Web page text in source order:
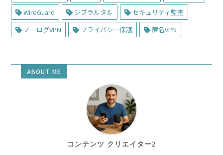
WireGuard
ジブラルタル
セキュリティ監査
ノーログVPN
プライバシー保護 匿名VPN
ABOUT ME
コンテンツ クリエイター2